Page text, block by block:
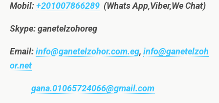
Mobil:+201007866289 (Whats App,Viber,We Chat)
Skype: ganetelzohoreg
Email:info@ganetelzohor.com.eg, info@ganetelzoh
or.net
gana.01065724066@gmail.com